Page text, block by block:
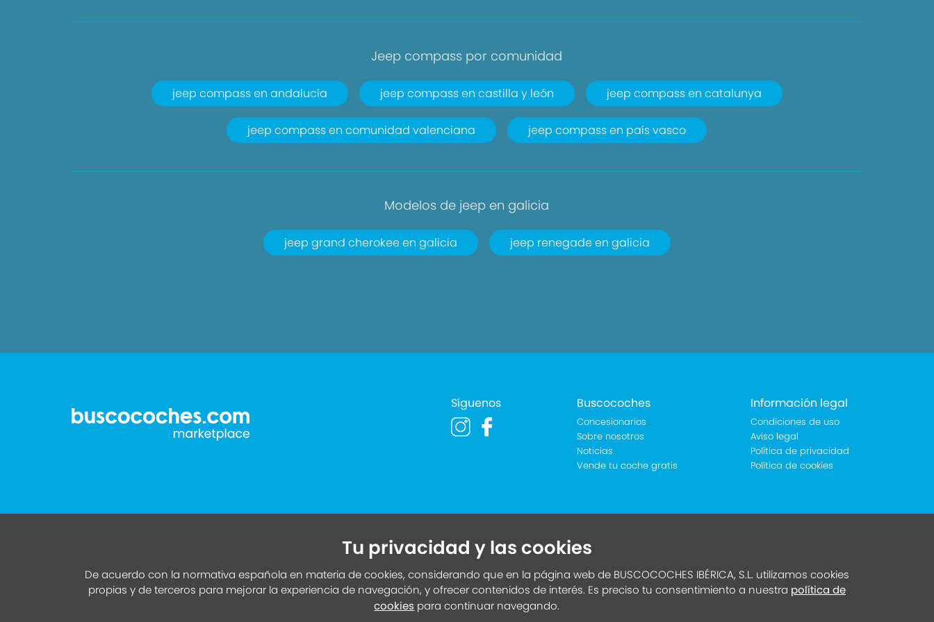
Jeep compass por comunidad
jeep compass en andalucía jeep compass en castilla y león jeep compass en catalunya
jeep compass en comunidad valenciana jeep compass en país vasco
Modelos de jeep en galicia
jeep grand cherokee en galicia jeep renegade en galicia
Síguenos Buscocoches
Concesionarios
Sobre nosotros
Noticias
Vende tu coche gratis
Información legal
Condiciones de uso
Aviso legal
Política de privacidad
Política de cookies
Tu privacidad y las cookies
De acuerdo con la normativa española en materia de cookies, considerando que en la página web de BUSCOCOCHES IBÉRICA, S.L. utilizamos cookies
propias y de terceros para mejorar la experiencia de navegación, y ofrecer contenidos de interés. Es preciso tu consentimiento a nuestra política de
cookies para continuar navegando.